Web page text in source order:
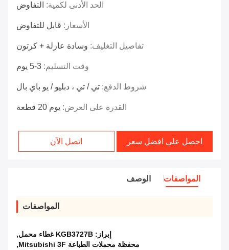
الحد الأدنى لكمية: التفاوض
الأسعار: قابل للتفاوض
تفاصيل التغليف: وسادة عازلة + كرتون
وقت التسليم: 3-5 يوم
شروط الدفع: تي / تي ، دبليو / يو باي بال
القدرة على العرض: يوم 20 قطعة
احصل على افضل سعر اتصل الآن
المواصفات الوصف
المواصفات
إبراز: KGB3727B غطاء محمل
,
محفظة محملات الطباعة Mitsubishi 3F
,